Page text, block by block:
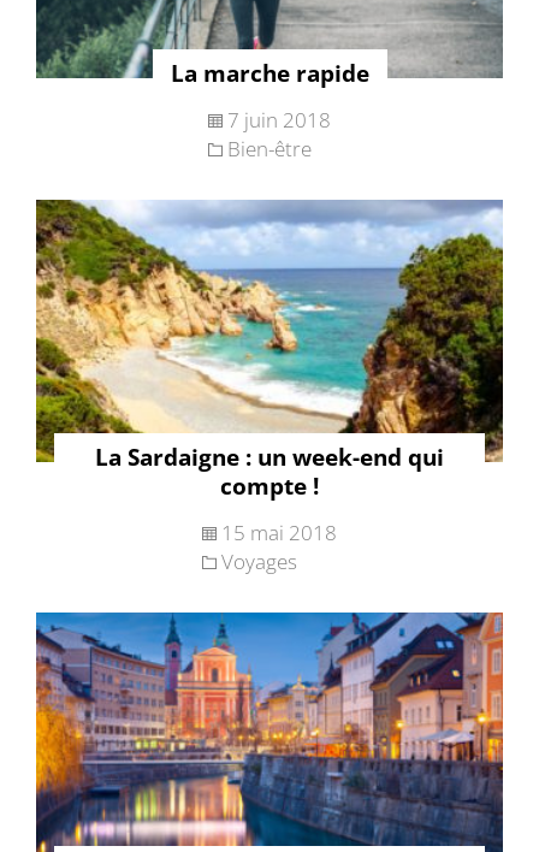
La marche rapide
7 juin 2018
Bien-être
La Sardaigne : un week-end qui
compte !
15 mai 2018
Voyages